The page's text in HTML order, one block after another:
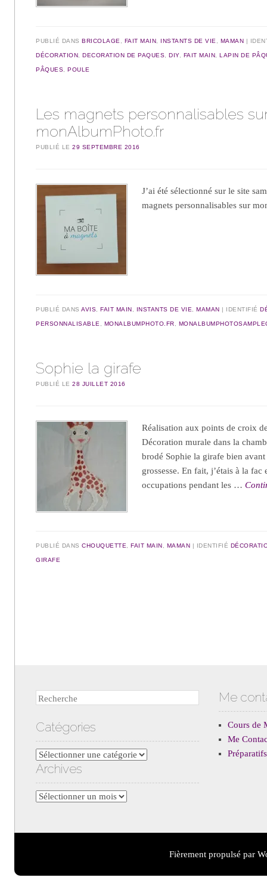
PUBLIÉ DANSBRICOLAGE FAIT MAIN INSTANTS DE VIE MAMAN
DÉCORATION ,DECORATION DE PAQUES ,DIY, FAIT MAIN ,LAPIN DE
PÂQUES ,POULE
Les magnets personnalisables
monAlbumPhoto.fr
PUBLIÉ LE29 SEPTEMBRE 2016
J’ai été sélectionné sur le site
magnets personnalisables sur
PUBLIÉ DANSAVIS ,FAIT MAIN INSTANTS DE VIE ,MAMAN IDENTIFIÉ
PERSONNALISABLE MONALBUMPHOTO.FR
Sophie la girafe
PUBLIÉ LE28 JUILLET 2016
Réalisation aux points de croix
Décoration murale dans la
brodé Sophie la girafe bien avant
grossesse. En fait, j’étais à la fac
occupations pendant les …
PUBLIÉ DANSCHOUQUETTE, FAIT MAIN , MAMAN IDENTIFIÉ
GIRAFE
Recherche
Catégories
Catégories
Archives
Archives
Me
Cours de
Me
Fièrement propulsé par